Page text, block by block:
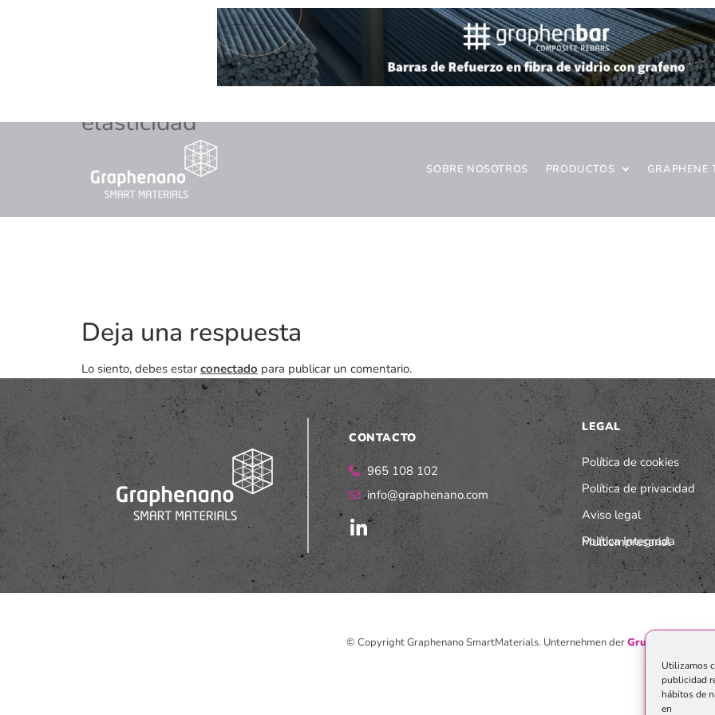
Utilizamos
publicidad
hábitos de
en
SOBRE NOSOTROS PRODUCTOS GRAPHENE
elasticidad
Deja una respuesta
Lo siento, debes estar conectado para publicar un comentario.
CONTACTO
965 108 102
info@graphenano.com
LEGAL
Política de cookies
Política de privacidad
Aviso legal
Política Integrada Multiempresarial
© Copyright Graphenano SmartMaterials. Unternehmen derGrupo